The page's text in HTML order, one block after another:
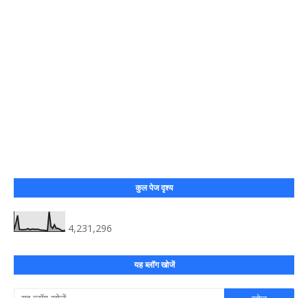
कुल पेज दृश्य
4,231,296
यह ब्लॉग खोजें